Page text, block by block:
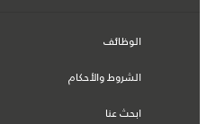
الوظائف
الشروط والأحكام
ابحث عنا